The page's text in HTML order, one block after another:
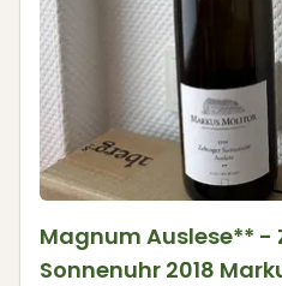
Magnum Auslese** -
Sonnenuhr 2018